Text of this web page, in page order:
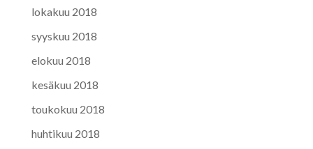
lokakuu 2018
syyskuu 2018
elokuu 2018
kesäkuu 2018
toukokuu 2018
huhtikuu 2018